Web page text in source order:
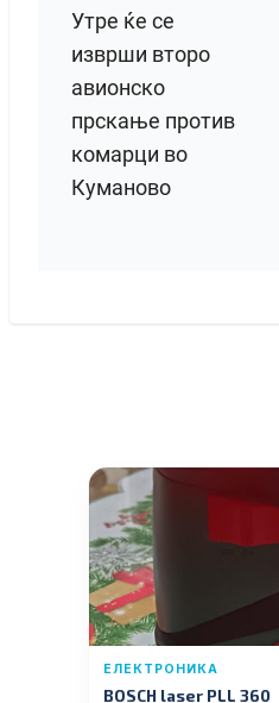
Утре ќе се
изврши второ
авионско
прскање против
комарци во
Куманово
ЕЛЕКТРОНИКА
BOSCH laser PLL 360